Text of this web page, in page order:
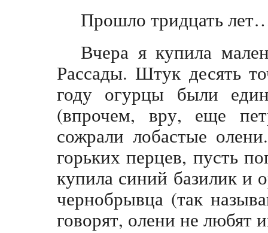
Прошло тридцать
Вчера я купила
Рассады. Штук десять
году огурцы были
(впрочем, вру, еще
сожрали лобастые
горьких перцев, пусть
купила синий базилик и
чернобрывца (так
говорят, олени не любят